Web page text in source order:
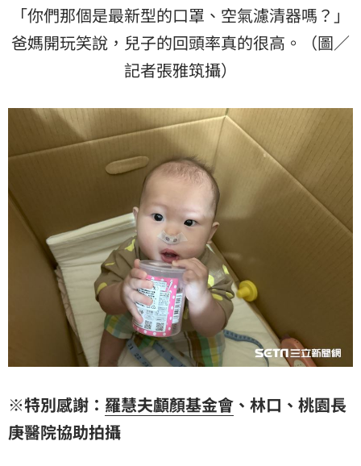
「你們那個是最新型的口罩、空氣濾清器嗎？」
爸媽開玩笑說，兒子的回頭率真的很高。（圖／
記者張雅筑攝）
※特別感謝： 羅慧夫顱顏基金會 、林口、桃園長
庚醫院協助拍攝